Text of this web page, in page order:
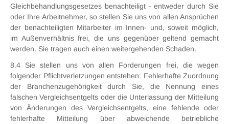
Gleichbehandlungsgesetzes benachteiligt - entweder durch Sie
oder Ihre Arbeitnehmer, so stellen Sie uns von allen Ansprüchen
der benachteiligten Mitarbeiter im Innen- und, soweit möglich,
im Außenverhältnis frei, die uns gegenüber geltend gemacht
werden. Sie tragen auch einen weitergehenden Schaden.
8.4 Sie stellen uns von allen Forderungen frei, die wegen
folgender Pflichtverletzungen entstehen: Fehlerhafte Zuordnung
der Branchenzugehörigkeit durch Sie, die Nennung eines
falschen Vergleichsentgelts oder die Unterlassung der Mitteilung
von Änderungen des Vergleichsentgelts, eine fehlende oder
fehlerhafte Mitteilung über abweichende betriebliche